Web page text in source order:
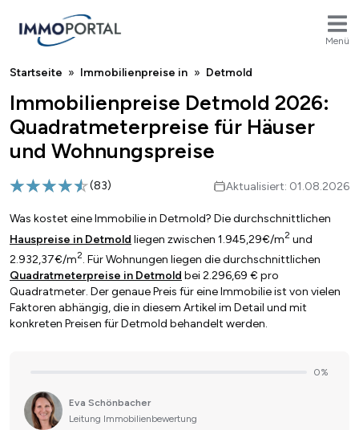
Menü
Breadcrumb
Startseite Immobilienpreise in Detmold
Immobilienpreise Detmold 2026:
Quadratmeterpreise für Häuser
und Wohnungspreise
(83) Aktualisiert: 01.08.2026
Was kostet eine Immobilie in Detmold? Die durchschnittlichen
Hauspreise in Detmold liegen zwischen 1.945,29€/m2 und
2.932,37€/m2. Für Wohnungen liegen die durchschnittlichen
Quadratmeterpreise in Detmold bei 2.296,69 € pro
Quadratmeter. Der genaue Preis für eine Immobilie ist von vielen
Faktoren abhängig, die in diesem Artikel im Detail und mit
konkreten Preisen für Detmold behandelt werden.